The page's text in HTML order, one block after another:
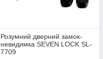
Розумний дверний замок-
невидимка SEVEN LOCK SL-
7709